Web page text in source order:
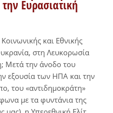
Ευρασιατική
και Εθνικής
στη Λευκορωσία
Μετά την άνοδο του
εξουσία των ΗΠΑ και την
του «αντιδημοκράτη»
με τα φυντάνια της